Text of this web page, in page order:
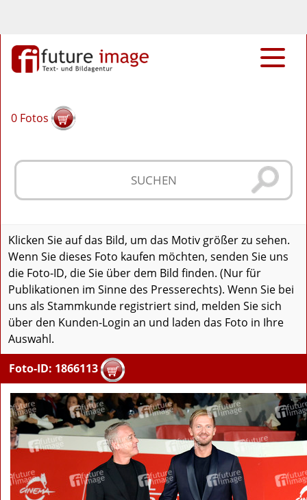
0 Fotos
Klicken Sie auf das Bild, um das Motiv größer zu sehen.
Wenn Sie dieses Foto kaufen möchten, senden Sie uns
die Foto-ID, die Sie über dem Bild finden. (Nur für
Publikationen im Sinne des Presserechts). Wenn Sie bei
uns als Stammkunde registriert sind, melden Sie sich
über den Kunden-Login an und laden das Foto in Ihre
Auswahl.
Foto-ID: 1866113